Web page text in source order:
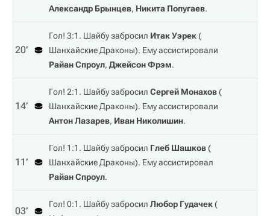
Александр Брынцев, Никита Попугаев.
20‎’‎
Гол! 3:1. Шайбу забросил Итак Уэрек(
Шанхайские Драконы). Ему ассистировали
Райан Спроул, Джейсон Фрэм.
14‎’‎
Гол! 2:1. Шайбу забросил Сергей Монахов(
Шанхайские Драконы). Ему ассистировали
Антон Лазарев, Иван Николишин.
11‎’‎
Гол! 1:1. Шайбу забросил Глеб Шашков(
Шанхайские Драконы). Ему ассистировал
Райан Спроул.
03‎’‎
Гол! 0:1. Шайбу забросил Любор Гудачек(